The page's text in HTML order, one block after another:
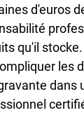
d'euros
qu'il
les
dans